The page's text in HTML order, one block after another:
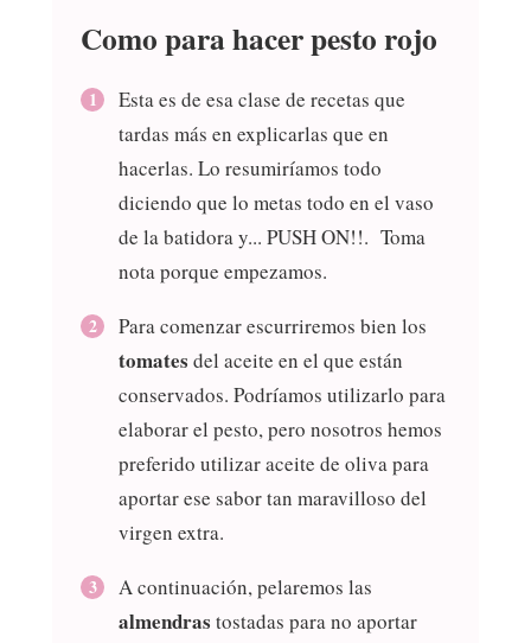
Como para hacer pesto rojo
Esta es de esa clase de recetas que
tardas más en explicarlas que en
hacerlas. Lo resumiríamos todo
diciendo que lo metas todo en el vaso
de la batidora y... PUSH ON!!. Toma
nota porque empezamos.
Para comenzar escurriremos bien los
tomates del aceite en el que están
conservados. Podríamos utilizarlo para
elaborar el pesto, pero nosotros hemos
preferido utilizar aceite de oliva para
aportar ese sabor tan maravilloso del
virgen extra.
A continuación, pelaremos las
almendras tostadas para no aportar